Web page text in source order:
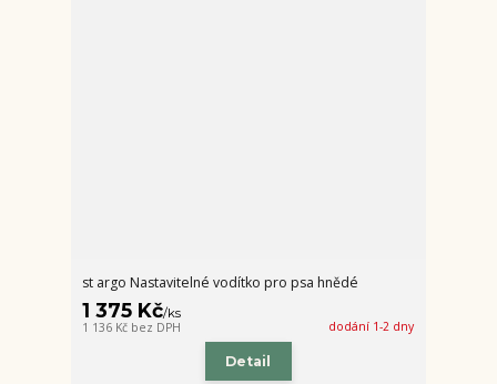
st argo Nastavitelné vodítko pro psa hnědé
1 375 Kč/ks
1 136 Kč bez DPH dodání 1-2 dny
Detail